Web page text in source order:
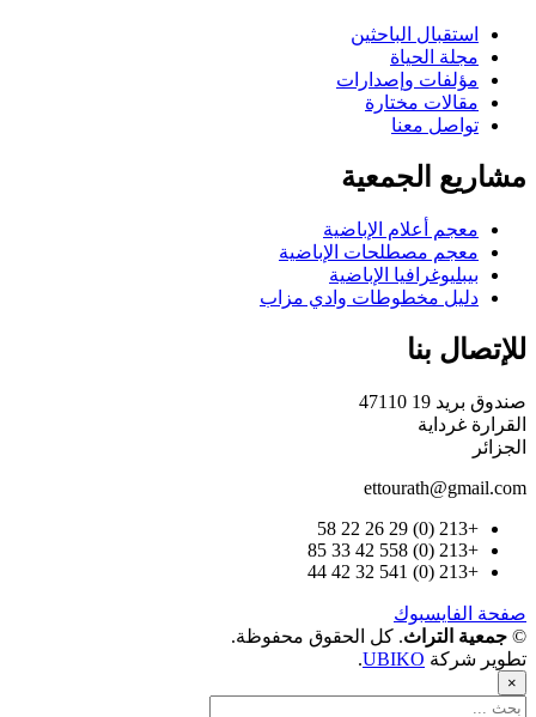
استقبال الباحثين
مجلة الحياة
مؤلفات وإصدارات
مقالات مختارة
تواصل معنا
مشاريع الجمعية
معجم أعلام الإباضية
معجم مصطلحات الإباضية
بيبليوغرافيا الإباضية
دليل مخطوطات وادي مزاب
للإتصال بنا
صندوق بريد 19 47110
القرارة غرداية
الجزائر
ettourath@gmail.com
+213 (0) 29 26 22 58
+213 (0) 558 42 33 85
+213 (0) 541 32 42 44
صفحة الفايسبوك
© جمعية التراث. كل الحقوق محفوظة.
تطوير شركة UBIKO
.
×